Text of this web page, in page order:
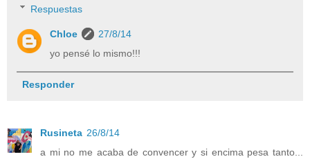
Respuestas
Chloe
27/8/14
yo pensé lo mismo!!!
Responder
Rusineta 26/8/14
a mi no me acaba de convencer y si encima pesa tanto...